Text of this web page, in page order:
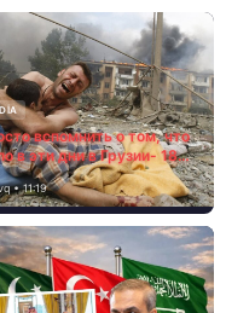
вспомнить о том, что
в эти дни в Грузии- 18
назад, 8 августа 2008
• 11:19